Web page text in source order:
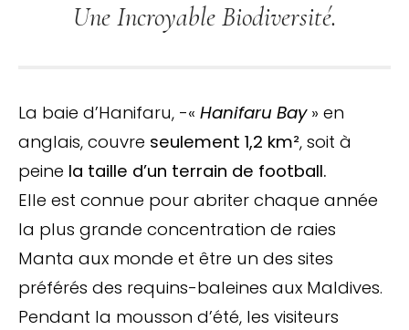
Une Incroyable Biodiversité.
La baie d’Hanifaru, -« Hanifaru Bay» en
anglais, couvre seulement 1,2 km², soit à
peine la taille d’un terrain de football.
Elle est connue pour abriter chaque année
la plus grande concentration de raies
Manta aux monde et être un des sites
préférés des requins-baleines aux Maldives.
Pendant la mousson d’été, les visiteurs